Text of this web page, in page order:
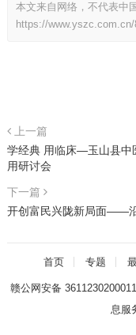
本文来自网络，不代表中
https://www.yszc.com.cn/
上一篇
学经典 用临床—玉山县中
用研讨会
下一篇
开创富民兴陇新局面——
首页 专题
赣公网安备
息服